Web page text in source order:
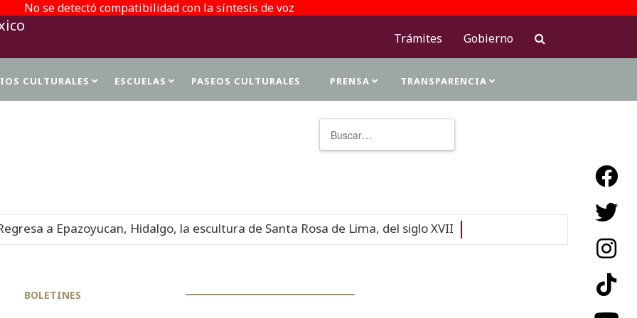
No se detectó compatibilidad con la síntesis de voz
Trámites
Gobierno
CULTURALES ESCUELAS PASEOS CULTURALES PRENSA TRANSPARENCIA
Hidalgo, la escultura de Santa Rosa de Lima, del siglo XVII
BOLETINES